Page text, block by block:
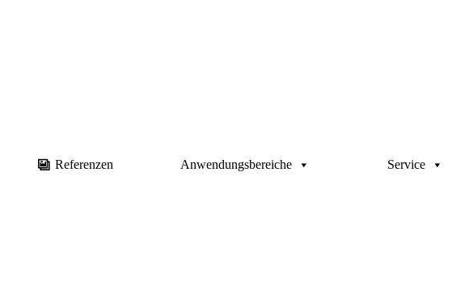
Referenzen Anwendungsbereiche Service